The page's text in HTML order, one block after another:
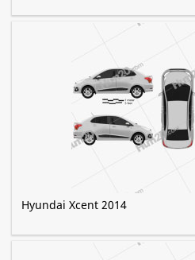
Hyundai Xcent 2014